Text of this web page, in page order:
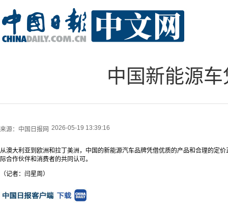
中国新能源
来源： 中国日报网 2026-05-19 13:39:16
从澳大利亚到欧洲和拉丁美洲，中国的新能源汽车品牌凭借优质的产品和合理的定
际合作伙伴和消费者的共同认可。
（记者：闫星周）